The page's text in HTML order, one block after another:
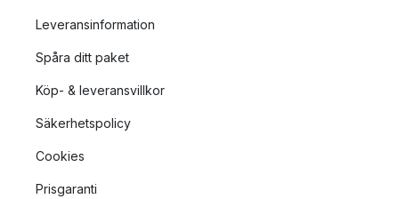
Leveransinformation
Spåra ditt paket
Köp- & leveransvillkor
Säkerhetspolicy
Cookies
Prisgaranti